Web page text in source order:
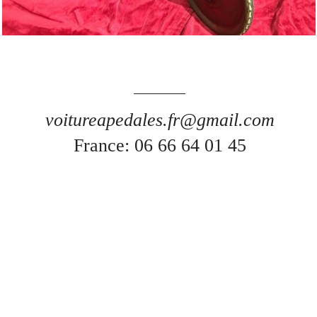
voitureapedales.fr@gmail.com
France: 06 66 64 01 45